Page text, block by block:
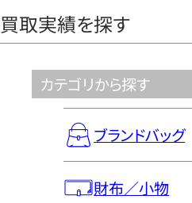
買取実績を探す
カテゴリから探す
ブランドバッグ
財布／小物